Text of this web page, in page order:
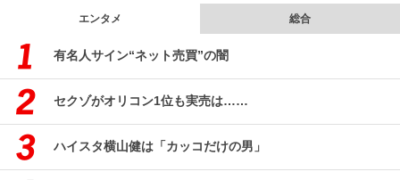
エンタメ 総合
有名人サイン“ネット売買”の闇
セクゾがオリコン1位も実売は……
ハイスタ横山健は「カッコだけの男」